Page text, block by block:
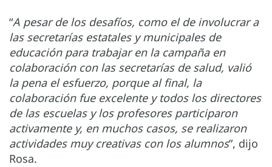
“A pesar de los desafíos, como el de involucrar a
las secretarías estatales y municipales de
educación para trabajar en la campaña en
colaboración con las secretarías de salud, valió
la pena el esfuerzo, porque al final, la
colaboración fue excelente y todos los directores
de las escuelas y los profesores participaron
activamente y, en muchos casos, se realizaron
actividades muy creativas con los alumnos”, dijo
Rosa.